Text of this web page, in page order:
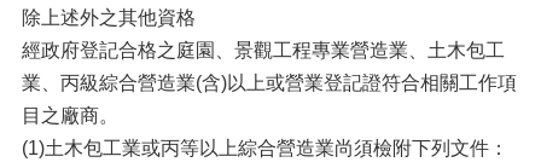
除上述外之其他資格
經政府登記合格之庭園、景觀工程專業營造業、土木包工
業、丙級綜合營造業(含)以上或營業登記證符合相關工作項
目之廠商。
(1)土木包工業或丙等以上綜合營造業尚須檢附下列文件：